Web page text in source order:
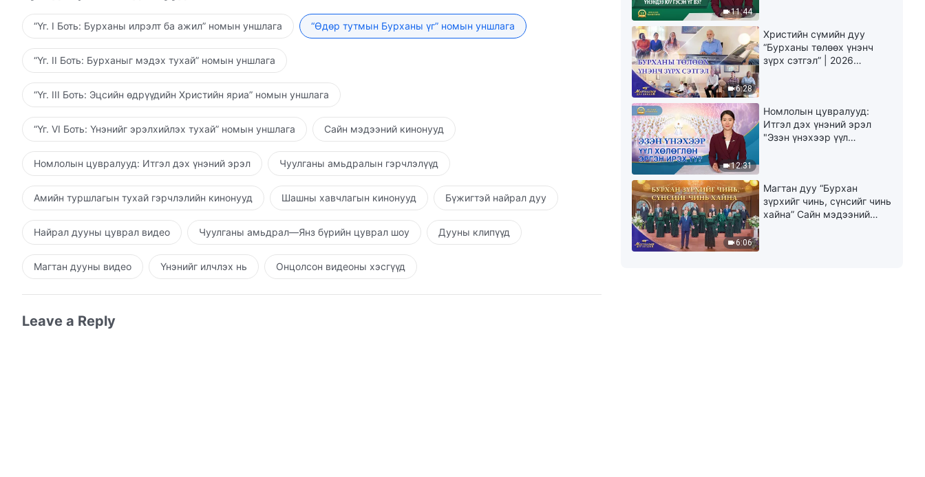
“Үг. I Боть: Бурханы илрэлт ба ажил” номын уншлага “Өдөр тутмын Бурханы үг” номын уншлага
“Үг. II Боть: Бурханыг мэдэх тухай” номын уншлага
“Үг. III Боть: Эцсийн өдрүүдийн Христийн яриа” номын уншлага
“Үг. VI Боть: Үнэнийг эрэлхийлэх тухай” номын уншлага Сайн мэдээний кинонууд
Номлолын цувралууд: Итгэл дэх үнэний эрэл Чуулганы амьдралын гэрчлэлүүд
Амийн туршлагын тухай гэрчлэлийн кинонууд Шашны хавчлагын кинонууд Бүжигтэй найрал дуу
Найрал дууны цуврал видео Чуулганы амьдрал—Янз бүрийн цуврал шоу Дууны клипүүд
Магтан дууны видео Үнэнийг илчлэх нь Онцолсон видеоны хэсгүүд
Leave a Reply
11:44
6:28
Христийн сүмийн дуу
“Бурханы төлөөх үнэнч
зүрх сэтгэл” | 2026
12:31
Номлолын цувралууд:
Итгэл дэх үнэний эрэл
"Эзэн үнэхээр үүл
6:06
Магтан дуу “Бурхан
зүрхийг чинь, сүнсийг чинь
хайна” Сайн мэдээний